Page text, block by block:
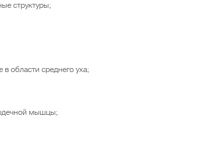
структуры;
области среднего уха;
мышцы;